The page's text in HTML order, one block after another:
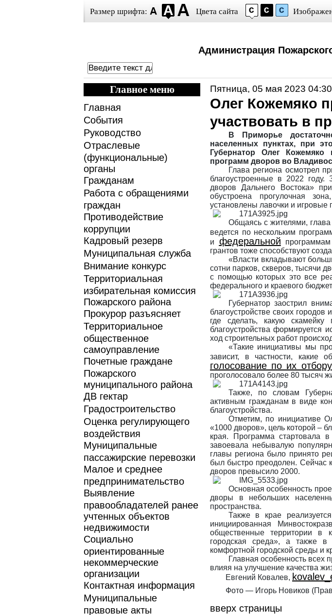
Размер шрифта: Цвета сайта
Администрация
Главное меню
Главная
События
Руководство
Отраслевые
(функциональные)
органы
Гражданам
Работа с обращениями
граждан
Противодействие
коррупции
Кадровый резерв
Муниципальная служба
Внимание конкурс
Территориальная
избирательная комиссия
Пожарского района
Прокурор разъясняет
Территориальное
общественное
самоуправление
Почетные граждане
Пожарского
муниципального района
ДВ гектар
Градостроительство
Оценка регулирующего
воздействия
Муниципальные
пассажирские перевозки
Малое и среднее
предпринимательство
Выявление
правообладателей ранее
учтенных объектов
недвижимости
Социально
ориентированные
некоммерческие
организации
Контактная информация
Муниципальные
правовые акты
Пятница, 05 мая 2023 04:30
Олег Кожемяко
участвовать в
В Приморье
населенных пунктах, при
Губернатор Олег
программ дворов во
Глава региона осмотрел
благоустроенные в 2022 году.
дворов Дальнего Востока»
обустроена прогулочная
установлены лавочки и игровые
Общаясь с жителями, глава
ведется по нескольким
и федеральной
грантов тоже способствуют
«Власти вкладывают
сотни парков, скверов, тысячи
с помощью которых это все
федерального и краевого
Губернатор заострил
благоустройстве своих
где сделать, какую скамейку
благоустройства формируется
ход строительных работ
«Такие инициативы мы
зависит, в частности, какие
голосование по их отбору
проголосовало более 80 тысяч
Также, по словам
активным гражданам в виде
благоустройства.
Отметим, по инициативе
«1000 дворов», цель которой –
края. Программа стартовала
завоевала небывалую
главы региона было принято
был быстро преодолен. Сейчас
дворов превысило 2000.
Основная особенность
дворы в небольших
пространства.
Также в крае
инициированная
общественные территории в
городская среда», а также в
комфортной городской среды и
Главная особенность
влияя на улучшение качества
Евгений Ковалев,
Фото — Игорь Новиков
вверх страницы